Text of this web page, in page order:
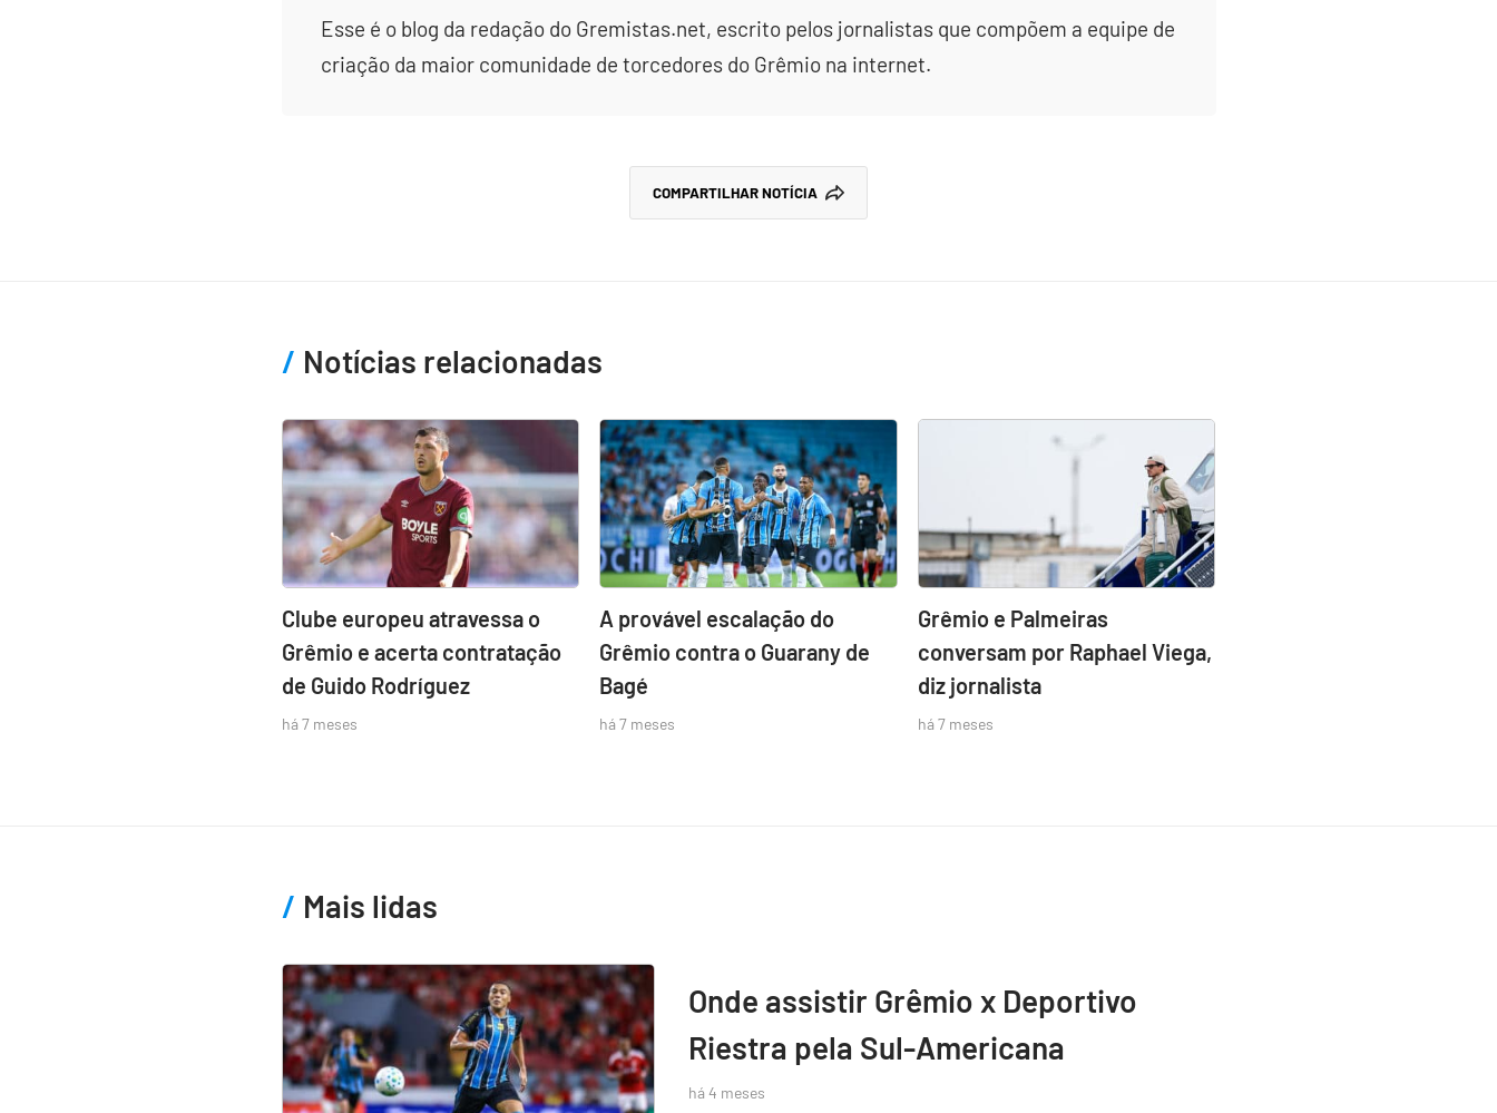
Esse é o blog da redação do Gremistas.net, escrito pelos jornalistas que compõem a equipe de
criação da maior comunidade de torcedores do Grêmio na internet.
COMPARTILHAR NOTÍCIA
Notícias relacionadas
Clube europeu atravessa o
Grêmio e acerta contratação
de Guido Rodríguez
há 7 meses
A provável escalação do
Grêmio contra o Guarany de
Bagé
há 7 meses
Grêmio e Palmeiras
conversam por Raphael Viega,
diz jornalista
há 7 meses
Mais lidas
Onde assistir Grêmio x Deportivo
Riestra pela Sul-Americana
há 4 meses